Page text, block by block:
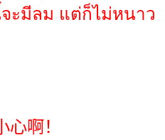
ะมีลม แต่ก็ไม่หนาว
啊！